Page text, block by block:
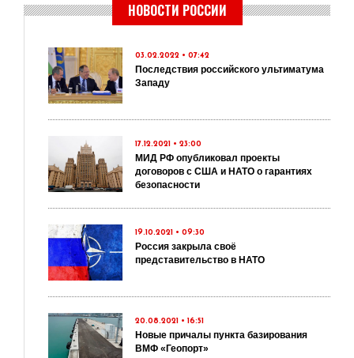
НОВОСТИ РОССИИ
03.02.2022 • 07:42
Последствия российского ультиматума
Западу
17.12.2021 • 23:00
МИД РФ опубликовал проекты
договоров с США и НАТО о гарантиях
безопасности
19.10.2021 • 09:30
Россия закрыла своё
представительство в НАТО
20.08.2021 • 16:51
Новые причалы пункта базирования
ВМФ «Геопорт»